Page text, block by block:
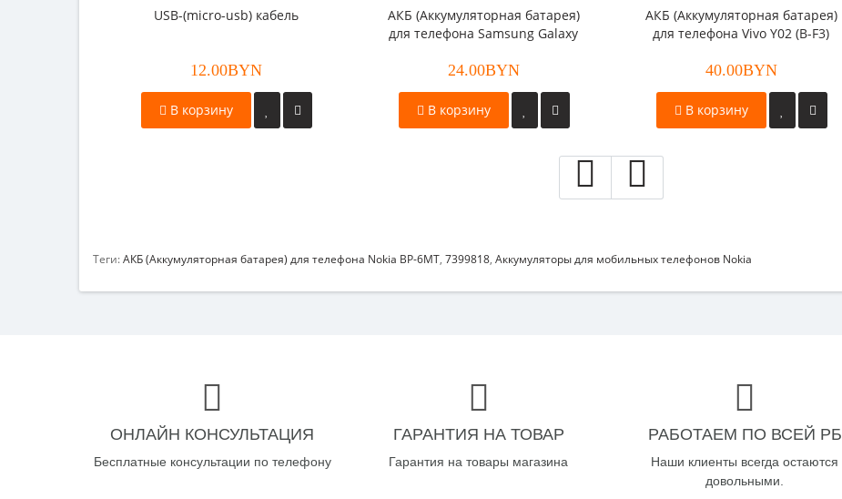
USB-(micro-usb) кабель
12.00BYN
В корзину
АКБ (Аккумуляторная батарея)
для телефона Samsung Galaxy
оригинал
24.00BYN
В корзину
АКБ (Аккумуляторная батарея)
для телефона Vivo Y02 (B-F3)
40.00BYN
В корзину
Теги:АКБ (Аккумуляторная батарея) для телефона Nokia BP-6MT, 7399818, Аккумуляторы для мобильных телефонов Nokia
ОНЛАЙН КОНСУЛЬТАЦИЯ
Бесплатные консультации по телефону
ГАРАНТИЯ НА ТОВАР
Гарантия на товары магазина
РАБОТАЕМ ПО ВСЕЙ РБ
Наши клиенты всегда остаются
довольными.